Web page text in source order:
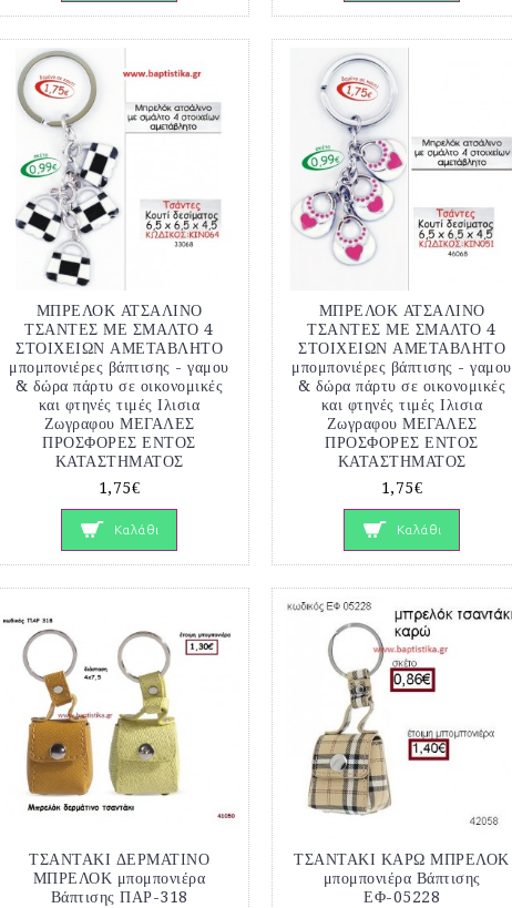
ΜΠΡΕΛΟΚ ΑΤΣΑΛΙΝΟ
ΤΣΑΝΤΕΣ ΜΕ ΣΜΑΛΤΟ 4
ΣΤΟΙΧΕΙΩΝ ΑΜΕΤΑΒΛΗΤΟ
μπομπονιέρες βάπτισης - γαμου
& δώρα πάρτυ σε οικονομικές
και φτηνές τιμές Ιλισια
Ζωγραφου ΜΕΓΑΛΕΣ
ΠΡΟΣΦΟΡΕΣ ΕΝΤΟΣ
ΚΑΤΑΣΤΗΜΑΤΟΣ
1,75€
Καλάθι
ΜΠΡΕΛΟΚ ΑΤΣΑΛΙΝΟ
ΤΣΑΝΤΕΣ ΜΕ ΣΜΑΛΤΟ 4
ΣΤΟΙΧΕΙΩΝ ΑΜΕΤΑΒΛΗΤΟ
μπομπονιέρες βάπτισης - γαμου
& δώρα πάρτυ σε οικονομικές
και φτηνές τιμές Ιλισια
Ζωγραφου ΜΕΓΑΛΕΣ
ΠΡΟΣΦΟΡΕΣ ΕΝΤΟΣ
ΚΑΤΑΣΤΗΜΑΤΟΣ
1,75€
Καλάθι
ΤΣΑΝΤΑΚΙ ΔΕΡΜΑΤΙΝΟ
ΜΠΡΕΛΟΚ μπομπονιέρα
Βάπτισης ΠΑΡ-318
ΤΣΑΝΤΑΚΙ ΚΑΡΩ ΜΠΡΕΛΟΚ
μπομπονιέρα Βάπτισης
ΕΦ-05228